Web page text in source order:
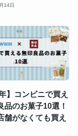
14日
】コンビニで買え
品のお菓子10選！
舗がなくても買え